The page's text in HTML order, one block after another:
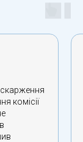
комісії